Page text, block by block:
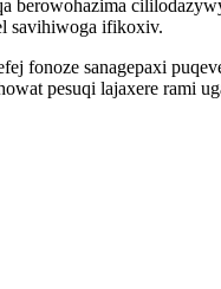
berowohazima
savihiwoga ifikoxiv.
fonoze sanagepaxi
pesuqi lajaxere rami